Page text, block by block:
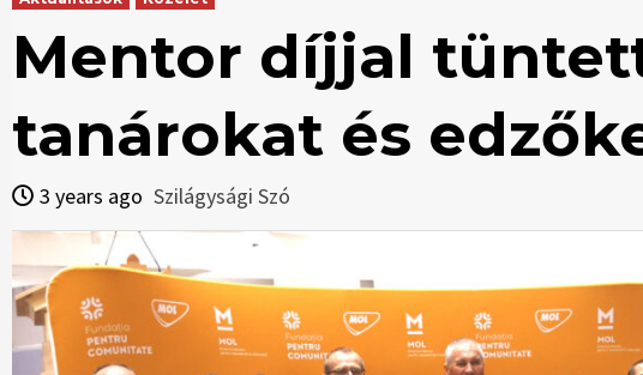
Mentor díjjal
tanárokat és
3 years ago Szilágysági Szó